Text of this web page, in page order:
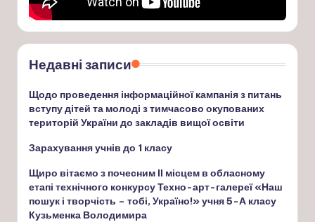
Недавні записи
Щодо проведення інформаційної кампанія з питань
вступу дітей та молоді з тимчасово окупованих
територій України до закладів вищої освіти
Зарахування учнів до 1 класу
Щиро вітаємо з почесним ІІ місцем в обласному
етапі технічного конкурсу Техно-арт-галереї «Наш
пошук і творчість – тобі, Україно!» учня 5-А класу
Кузьменка Володимира